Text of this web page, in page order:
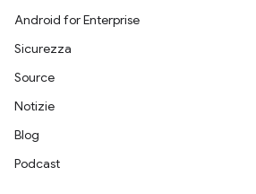
Android for Enterprise
Sicurezza
Source
Notizie
Blog
Podcast